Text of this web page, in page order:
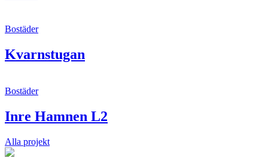
Bostäder
Kvarnstugan
Bostäder
Inre Hamnen L2
Alla projekt